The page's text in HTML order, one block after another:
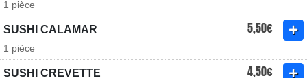
1 pièce
SUSHI CALAMAR 5,50€
1 pièce
SUSHI CREVETTE 4,50€